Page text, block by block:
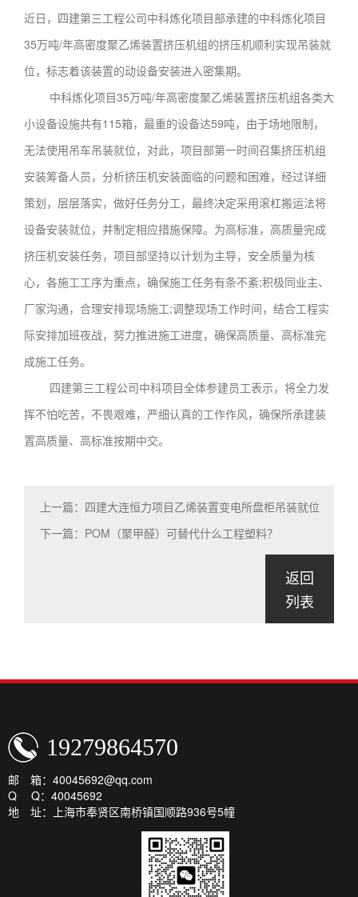
近日，四建第三工程公司中科炼化项目部承建的中科炼化项目
35万吨/年高密度聚乙烯装置挤压机组的挤压机顺利实现吊装就
位，标志着该装置的动设备安装进入密集期。
中科炼化项目35万吨/年高密度聚乙烯装置挤压机组各类大
小设备设施共有115箱，最重的设备达59吨，由于场地限制，
无法使用吊车吊装就位，对此，项目部第一时间召集挤压机组
安装筹备人员，分析挤压机安装面临的问题和困难，经过详细
策划，层层落实，做好任务分工，最终决定采用滚杠搬运法将
设备安装就位，并制定相应措施保障。为高标准，高质量完成
挤压机安装任务，项目部坚持以计划为主导，安全质量为核
心，各施工工序为重点，确保施工任务有条不紊;积极同业主、
厂家沟通，合理安排现场施工;调整现场工作时间，结合工程实
际安排加班夜战，努力推进施工进度，确保高质量、高标准完
成施工任务。
四建第三工程公司中科项目全体参建员工表示，将全力发
挥不怕吃苦，不畏艰难，严细认真的工作作风，确保所承建装
置高质量、高标准按期中交。
上一篇：四建大连恒力项目乙烯装置变电所盘柜吊装就位
下一篇：POM（聚甲醛）可替代什么工程塑料？
返回
列表
19279864570
邮 箱：40045692@qq.com
Q Q：40045692
地 址：上海市奉贤区南桥镇国顺路936号5幢